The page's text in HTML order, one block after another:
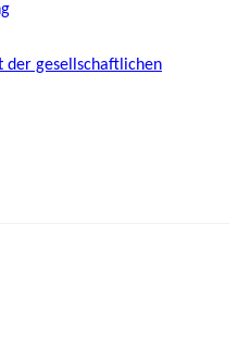
der gesellschaftlichen